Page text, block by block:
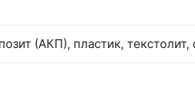
(АКП), пластик, текстолит,